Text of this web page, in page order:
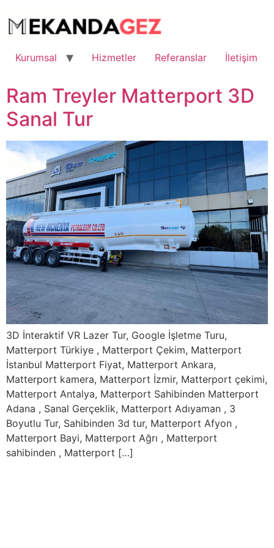
atla
Kurumsal Hizmetler Referanslar İletişim
Ram Treyler Matterport 3D
Sanal Tur
3D İnteraktif VR Lazer Tur, Google İşletme Turu,
Matterport Türkiye , Matterport Çekim, Matterport
İstanbul Matterport Fiyat, Matterport Ankara,
Matterport kamera, Matterport İzmir, Matterport çekimi,
Matterport Antalya, Matterport Sahibinden Matterport
Adana , Sanal Gerçeklik, Matterport Adıyaman , 3
Boyutlu Tur, Sahibinden 3d tur, Matterport Afyon ,
Matterport Bayi, Matterport Ağrı , Matterport
sahibinden , Matterport […]